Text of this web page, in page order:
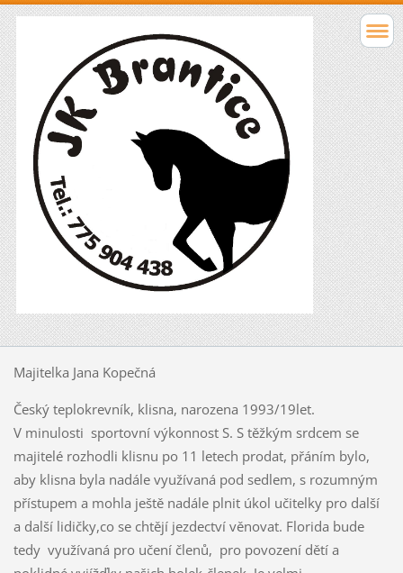
Majitelka Jana Kopečná
Český teplokrevník, klisna, narozena 1993/19let.
V minulosti sportovní výkonnost S. S těžkým srdcem se
majitelé rozhodli klisnu po 11 letech prodat, přáním bylo,
aby klisna byla nadále využívaná pod sedlem, s rozumným
přístupem a mohla ještě nadále plnit úkol učitelky pro další
a další lidičky,co se chtějí jezdectví věnovat. Florida bude
tedy využívaná pro učení členů, pro povození dětí a